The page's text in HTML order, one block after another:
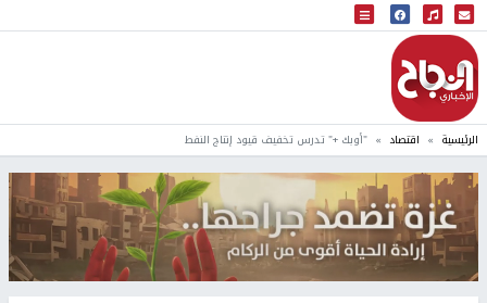
البث المباشر
إذاعة النجاح
الرئيسية اقتصاد "أوبك +" تدرس تخفيف قيود إنتاج النفط